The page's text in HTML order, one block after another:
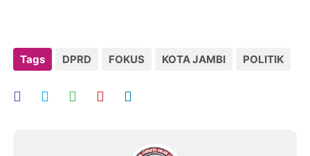
Tags DPRD FOKUS KOTA JAMBI POLITIK